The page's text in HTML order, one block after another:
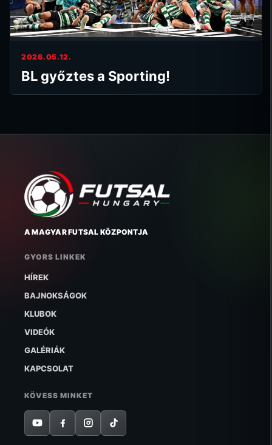
2026.05.12.
BL győztes a Sporting!
A MAGYAR FUTSAL KÖZPONTJA
GYORS LINKEK
HÍREK
BAJNOKSÁGOK
KLUBOK
VIDEÓK
GALÉRIÁK
KAPCSOLAT
KÖVESS MINKET